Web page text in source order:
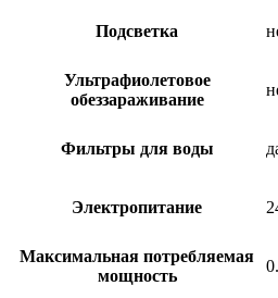
Подсветка
Ультрафиолетовое
обеззараживание
Фильтры для воды
Электропитание
Максимальная потребляемая
мощность